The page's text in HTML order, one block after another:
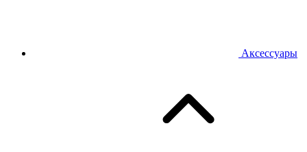
Аксессуары